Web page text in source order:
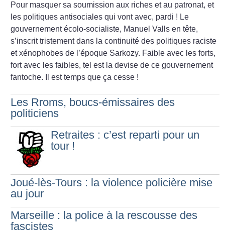
Pour masquer sa soumission aux riches et au patronat, et
les politiques antisociales qui vont avec, pardi ! Le
gouvernement écolo-socialiste, Manuel Valls en tête,
s’inscrit tristement dans la continuité des politiques raciste
et xénophobes de l’époque Sarkozy. Faible avec les forts,
fort avec les faibles, tel est la devise de ce gouvernement
fantoche. Il est temps que ça cesse !
Les Rroms, boucs-émissaires des
politiciens
Retraites : c’est reparti pour un
tour !
Joué-lès-Tours : la violence policière mise
au jour
Marseille : la police à la rescousse des
fascistes